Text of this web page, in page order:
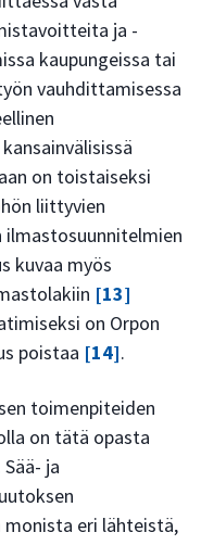
ja -
kaupungeissa tai
vauhdittamisessa
on toistaiseksi
liittyvien
ilmastosuunnitelmien
kuvaa myös
[13]
on Orpon
poistaa [14].
toimenpiteiden
on tätä opasta
ja
eri lähteistä,